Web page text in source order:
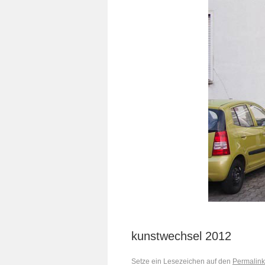
kunstwechsel 2012
Setze ein Lesezeichen auf den Permalink